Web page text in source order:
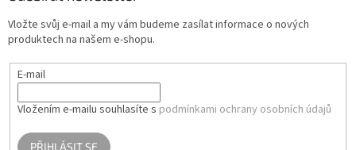
Vložte svůj e-mail a my vám budeme zasílat informace o nových
produktech na našem e-shopu.
E-mail
Vložením e-mailu souhlasíte s podmínkami ochrany osobních údajů
PŘIHLÁSIT SE